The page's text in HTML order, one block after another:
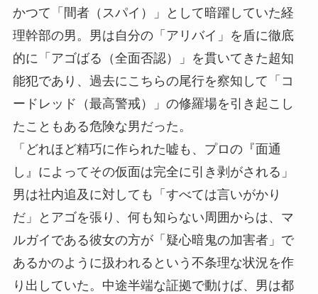
かつて「間者（スパイ）」として暗躍していた経
理幹部の男。男は自分の「アリバイ」を盾に徹底
的に「アゴばる（全面否認）」を貫いてきた超知
能犯であり、過去にこちらの尾行を察知して「コ
ードレッド（最高警戒）」の修羅場を引き起こし
たこともある危険な男だった。
「どれほど精巧に作られた嘘も、プロの『面通
し』によってその仮面は完全に引き剥がされる」
男は社内追及に対しても「すべては言いがかり
だ」とアゴを張り、何も知らない周囲からは、マ
ルガイである彼女の方が「疑心暗鬼の加害者」で
あるかのように扱われるという不条理な状況を作
り出していた。中途半端な証拠で動けば、男は都